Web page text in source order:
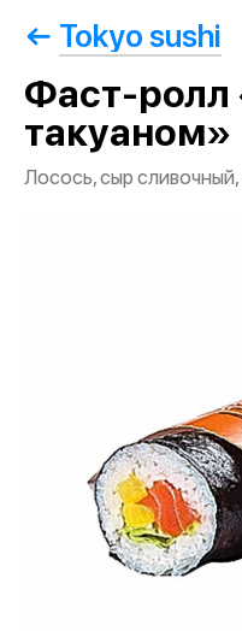
Tokyo sushi
Фаст-ролл
такуаном»
Лосось, сыр сливочный,